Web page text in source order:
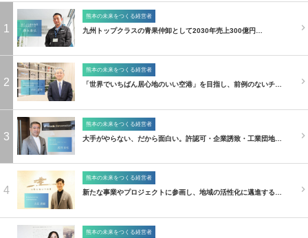
1
熊本の未来をつくる経営者
九州トップクラスの青果仲卸として2030年売上300億円…
2
熊本の未来をつくる経営者
「世界でいちばん居心地のいい空港」を目指し、前例のないチ…
3
熊本の未来をつくる経営者
大手がやらない、だから面白い。許認可・企業誘致・工業団地…
4
熊本の未来をつくる経営者
新たな事業やプロジェクトに参画し、地域の活性化に邁進する…
熊本の未来をつくる経営者